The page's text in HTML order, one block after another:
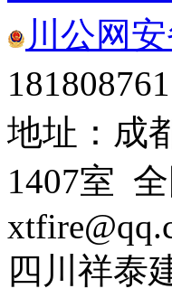
川公网
地址：成
1407室
四川祥泰